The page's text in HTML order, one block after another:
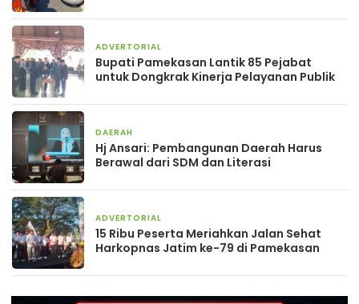
ADVERTORIAL
Bupati Pamekasan Lantik 85 Pejabat
untuk Dongkrak Kinerja Pelayanan Publik
DAERAH
Hj Ansari: Pembangunan Daerah Harus
Berawal dari SDM dan Literasi
ADVERTORIAL
15 Ribu Peserta Meriahkan Jalan Sehat
Harkopnas Jatim ke-79 di Pamekasan